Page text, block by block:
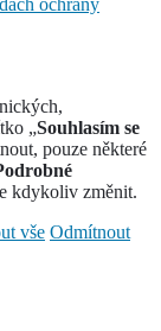
„Souhlasím se
pouze některé
kdykoliv změnit.
vše Odmítnout